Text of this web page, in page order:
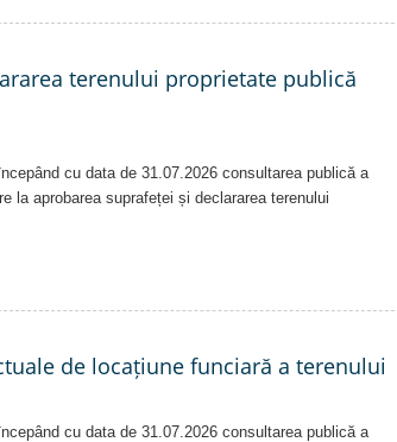
terenului proprietate publică
cu data de 31.07.2026 consultarea publică a
la aprobarea suprafeței și declararea terenului
de locațiune funciară a terenului
cu data de 31.07.2026 consultarea publică a